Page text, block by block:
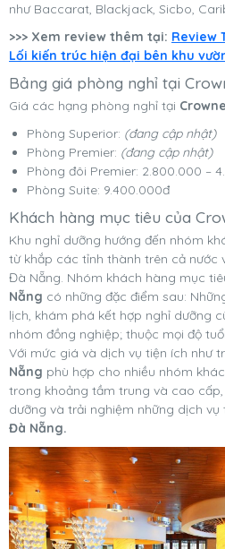
như Baccarat, Blackjack, Sicbo,
>>> Xem review thêm tại: Review
Lối kiến trúc hiện đại bên khu
Bảng giá phòng nghỉ tại
Giá các hạng phòng nghỉ tại
Phòng Superior: (đang cập nhật)
Phòng Premier: (đang cập nhật)
Phòng đôi Premier: 2.800.000 –
Phòng Suite: 9.400.000đ
Khách hàng mục tiêu của
Khu nghỉ dưỡng hướng đến nhóm
từ khắp các tỉnh thành trên cả nước
Đà Nẵng. Nhóm khách hàng mục
Nẵng có những đặc điểm sau:
lịch, khám phá kết hợp nghỉ dưỡng
nhóm đồng nghiệp; thuộc mọi độ
Với mức giá và dịch vụ tiện ích như
Nẵng phù hợp cho nhiều nhóm
trong khoảng tầm trung và cao
dưỡng và trải nghiệm những dịch vụ
Đà Nẵng.